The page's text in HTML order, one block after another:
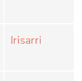
Irisarri